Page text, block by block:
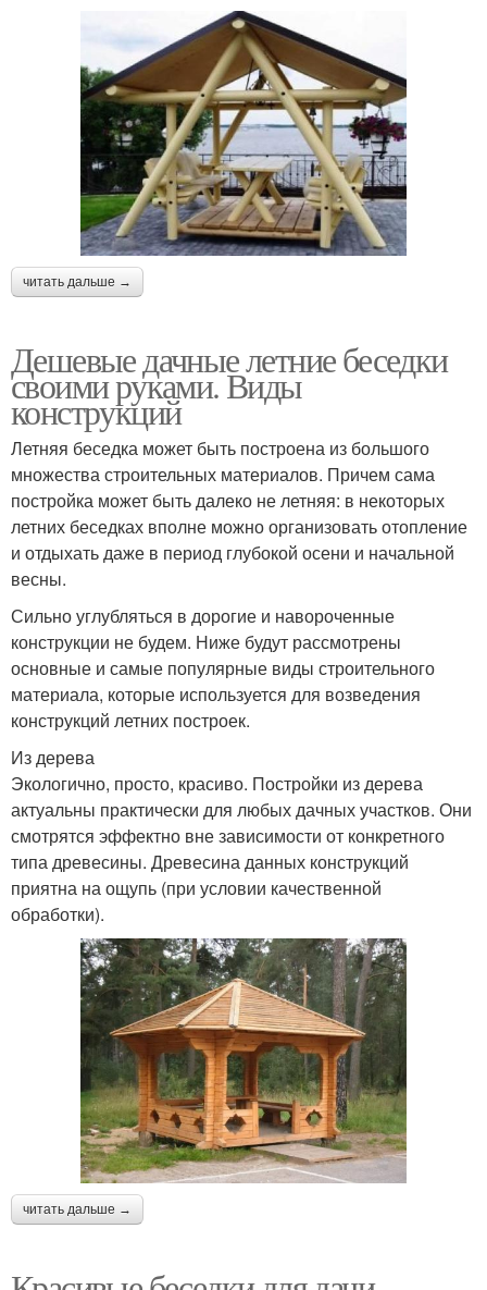
читать дальше →
Дешевые дачные летние беседки
своими руками. Виды
конструкций
Летняя беседка может быть построена из большого
множества строительных материалов. Причем сама
постройка может быть далеко не летняя: в некоторых
летних беседках вполне можно организовать отопление
и отдыхать даже в период глубокой осени и начальной
весны.
Сильно углубляться в дорогие и навороченные
конструкции не будем. Ниже будут рассмотрены
основные и самые популярные виды строительного
материала, которые используется для возведения
конструкций летних построек.
Из дерева
Экологично, просто, красиво. Постройки из дерева
актуальны практически для любых дачных участков. Они
смотрятся эффектно вне зависимости от конкретного
типа древесины. Древесина данных конструкций
приятна на ощупь (при условии качественной
обработки).
читать дальше →